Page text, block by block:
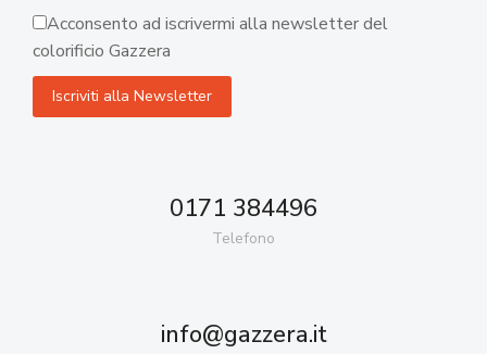
Acconsento ad iscrivermi alla newsletter del
colorificio Gazzera
0171 384496
Telefono
info@gazzera.it